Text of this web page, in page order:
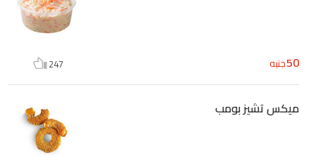
50جنيه 247
ميكس تشيز بومب